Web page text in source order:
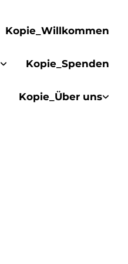
Kopie_Willkommen
Kopie_Spenden
Kopie_Über uns